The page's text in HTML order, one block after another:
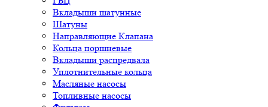
Вкладыши шатунные
Шатуны
Направляющие Клапана
Кольца поршневые
Вкладыши распредвала
Уплотнительные кольца
Масляные насосы
Топливные насосы